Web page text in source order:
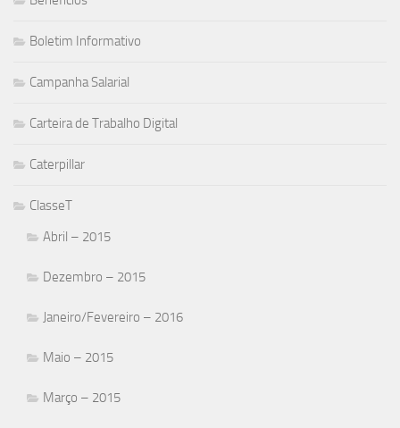
Boletim Informativo
Campanha Salarial
Carteira de Trabalho Digital
Caterpillar
ClasseT
Abril – 2015
Dezembro – 2015
Janeiro/Fevereiro – 2016
Maio – 2015
Março – 2015